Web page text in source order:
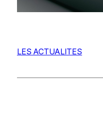
LES ACTUALITES